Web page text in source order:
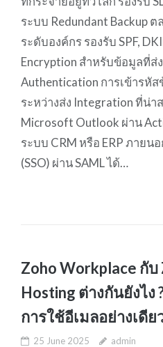
ระบบ Redundant Backup
ระดับองค์กร รองรับ SPF,
Encryption สำหรับข้อมูลที่ส่
Authentication การเข้ารหั
ระหว่างส่ง Integration ที่น่า
Microsoft Outlook ผ่าน
ระบบ CRM หรือ ERP ภายน
(SSO) ผ่าน SAML ได้…
Zoho Workplace กับ
Hosting ต่างกันยังไง
การใช้อีเมลอย่างเดีย
25 June 2025 admin